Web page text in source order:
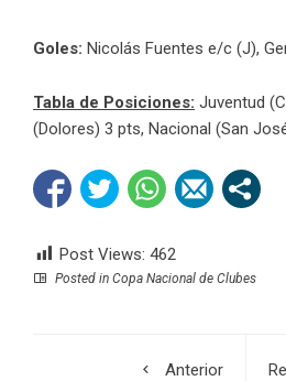
Goles: Nicolás Fuentes e/c (J),
Tabla de Posiciones: Juventud
(Dolores) 3 pts, Nacional (San
Post Views: 462
Posted in Copa Nacional de Clubes
Anterior